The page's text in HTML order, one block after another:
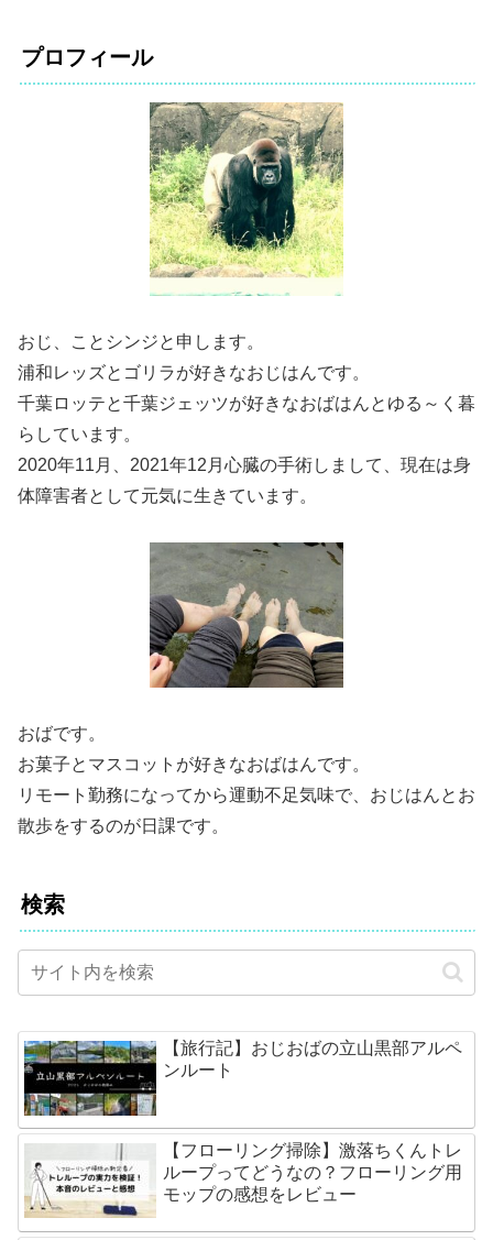
プロフィール
おじ、ことシンジと申します。
浦和レッズとゴリラが好きなおじはんです。
千葉ロッテと千葉ジェッツが好きなおばはんとゆる～く暮
らしています。
2020年11月、2021年12月心臓の手術しまして、現在は身
体障害者として元気に生きています。
おばです。
お菓子とマスコットが好きなおばはんです。
リモート勤務になってから運動不足気味で、おじはんとお
散歩をするのが日課です。
検索
【旅行記】おじおばの立山黒部アルペ
ンルート
【フローリング掃除】激落ちくんトレ
ループってどうなの？フローリング用
モップの感想をレビュー